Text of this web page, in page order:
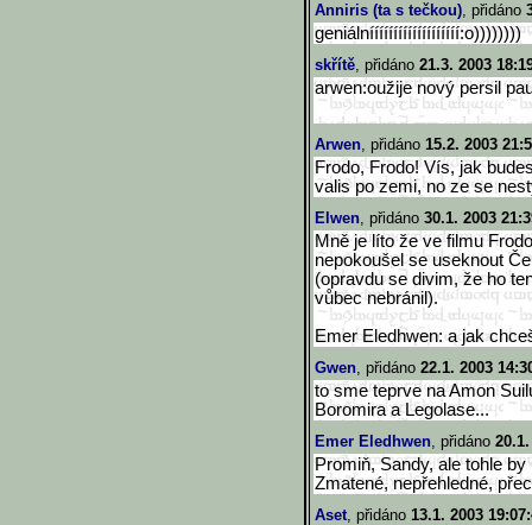
Anniris (ta s tečkou), přidáno
geniálnííííííííííííííííííí:o))))))))
skřítě, přidáno 21.3. 2003
arwen:oužije nový persil
Arwen, přidáno 15.2. 2003
Frodo, Frodo! Vís, jak
valis po zemi, no ze se
Elwen, přidáno 30.1. 2003
Mně je líto že ve filmu
nepokoušel se useknout
(opravdu se divim, že ho
vůbec nebránil).
Emer Eledhwen: a jak
Gwen, přidáno 22.1. 2003
to sme teprve na Amon
Boromira a Legolase...
Emer Eledhwen, přidáno
Promiň, Sandy, ale tohle
Zmatené, nepřehledné,
Aset, přidáno 13.1. 2003